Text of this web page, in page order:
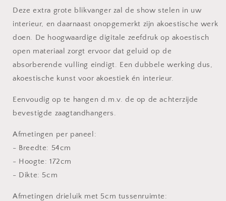
Drieluik
Drieluik
Deze extra grote blikvanger zal de show stelen in uw
interieur, en daarnaast onopgemerkt zijn akoestische werk
doen. De hoogwaardige digitale zeefdruk op akoestisch
open materiaal zorgt ervoor dat geluid op de
absorberende vulling eindigt. Een dubbele werking dus,
akoestische kunst voor akoestiek én interieur.
Eenvoudig op te hangen d.m.v. de op de achterzijde
bevestigde zaagtandhangers.
Afmetingen per paneel:
- Breedte: 54cm
- Hoogte: 172cm
- Dikte: 5cm
Afmetingen drieluik met 5cm tussenruimte: